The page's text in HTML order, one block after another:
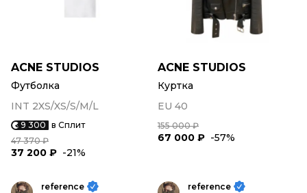
ACNE STUDIOS
Футболка
INT 2XS/XS/S/M/L
9 300 в Сплит
47 370 ₽
37 200 ₽ -21%
ACNE STUDIOS
Куртка
EU 40
155 000 ₽
67 000 ₽ -57%
reference
reference